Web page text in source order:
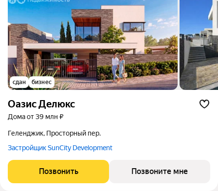
сдан бизнес
Оазис Делюкс
дома от 39 млн ₽
Геленджик, Просторный пер.
Застройщик SunCity Development
Позвонить Позвоните мне